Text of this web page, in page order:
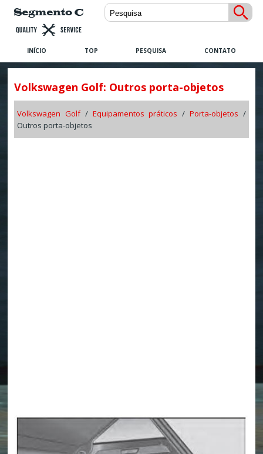
INÍCIO TOP PESQUISA CONTATO
Volkswagen Golf: Outros porta-objetos
Volkswagen Golf/ Equipamentos práticos /Porta-objetos /
Outros porta-objetos